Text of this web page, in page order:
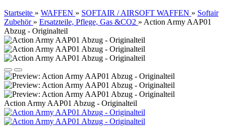
Startseite » WAFFEN » SOFTAIR / AIRSOFT WAFFEN » Softair
Zubehör » Ersatzteile, Pflege, Gas &CO2 » Action Army AAP01
Abzug - Originalteil
Action Army AAP01 Abzug - Originalteil